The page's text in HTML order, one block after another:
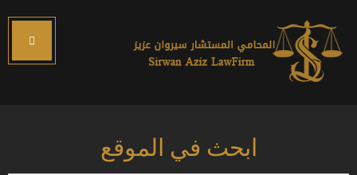
ابحث في الموقع